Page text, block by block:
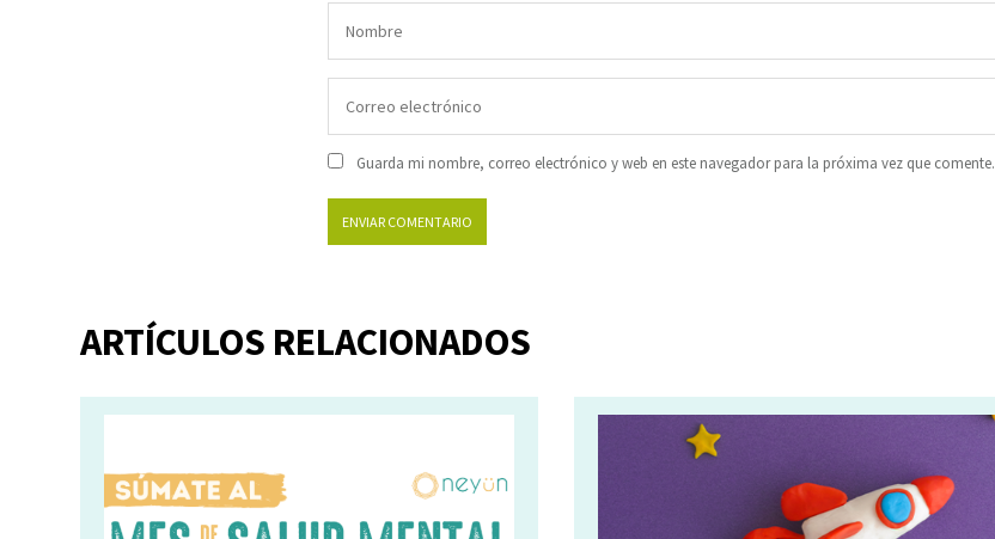
Guarda mi nombre, correo electrónico y web en este navegador para la próxima vez que comente.
ARTÍCULOS RELACIONADOS